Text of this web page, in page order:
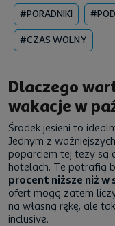
#PORADNIKI
#CZAS WOLNY
Dlaczego
wakacje w
Środek jesieni to
Jednym z
poparciem tej tezy są
hotelach. Te potrafią
procent niższe niż w
ofert mogą zatem
na własną rękę, ale
inclusive.